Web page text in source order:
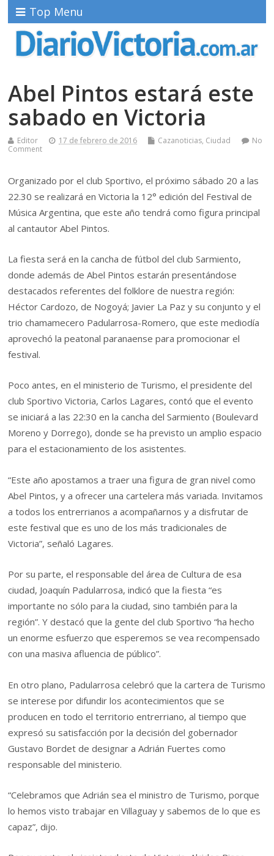
Top Menu
Abel Pintos estará este
sabado en Victoria
Editor 17 de febrero de 2016 Cazanoticias, Ciudad
No
Comment
Organizado por el club Sportivo, el próximo sábado 20 a las
22.30 se realizará en Victoria la 12° edición del Festival de
Música Argentina, que este año tendrá como figura principal
al cantautor Abel Pintos.
La fiesta será en la cancha de fútbol del club Sarmiento,
donde además de Abel Pintos estarán presentándose
destacados referentes del folklore de nuestra región:
Héctor Cardozo, de Nogoyá; Javier La Paz y su conjunto y el
trio chamamecero Padularrosa-Romero, que este mediodía
aprovechó la peatonal paranaense para promocionar el
festival.
Poco antes, en el ministerio de Turismo, el presidente del
club Sportivo Victoria, Carlos Lagares, contó que el evento
se iniciará a las 22:30 en la cancha del Sarmiento (Boulevard
Moreno y Dorrego), donde se ha previsto un amplio espacio
para el estacionamiento de los asistentes.
“Este año apostamos a traer una figura de gran nivel como
Abel Pintos, y a ofrecer una cartelera más variada. Invitamos
a todos los entrerrianos a acompañarnos y a disfrutar de
este festival que es uno de los más tradicionales de
Victoria”, señaló Lagares.
Por su parte, el responsable del área de Cultura de esa
ciudad, Joaquín Padularrosa, indicó que la fiesta “es
importante no sólo para la ciudad, sino también para la
región”. Y destacó que la gente del club Sportivo “ha hecho
un enorme esfuerzo que esperemos se vea recompensado
con una masiva afluencia de público”.
En otro plano, Padularrosa celebró que la cartera de Turismo
se interese por difundir los acontecimientos que se
producen en todo el territorio entrerriano, al tiempo que
expresó su satisfacción por la decisión del gobernador
Gustavo Bordet de designar a Adrián Fuertes como
responsable del ministerio.
“Celebramos que Adrián sea el ministro de Turismo, porque
lo hemos visto trabajar en Villaguay y sabemos de lo que es
capaz”, dijo.